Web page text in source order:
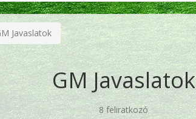
Javaslatok
GM Javaslatok
8 feliratkozó